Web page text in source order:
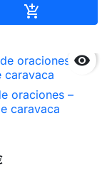


oraciones –
caravaca